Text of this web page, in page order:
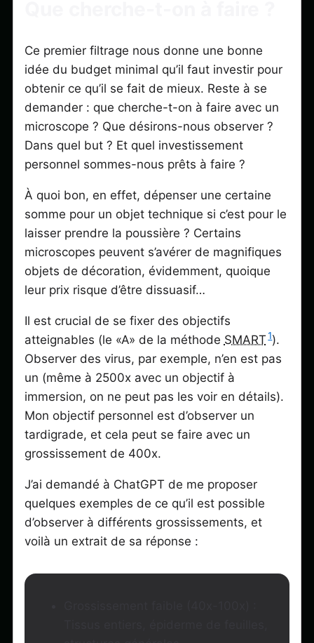
Ce premier filtrage nous donne une bonne
idée du budget minimal qu’il faut investir pour
obtenir ce qu’il se fait de mieux. Reste à se
demander : que cherche-t-on à faire avec un
microscope ? Que désirons-nous observer ?
Dans quel but ? Et quel investissement
personnel sommes-nous prêts à faire ?
À quoi bon, en effet, dépenser une certaine
somme pour un objet technique si c’est pour le
laisser prendre la poussière ? Certains
microscopes peuvent s’avérer de magnifiques
objets de décoration, évidemment, quoique
leur prix risque d’être dissuasif…
Il est crucial de se fixer des objectifs
atteignables (le «A» de la méthode SMART 1).
Observer des virus, par exemple, n’en est pas
un (même à 2500x avec un objectif à
immersion, on ne peut pas les voir en détails).
Mon objectif personnel est d’observer un
tardigrade, et cela peut se faire avec un
grossissement de 400x.
J’ai demandé à ChatGPT de me proposer
quelques exemples de ce qu’il est possible
d’observer à différents grossissements, et
voilà un extrait de sa réponse :